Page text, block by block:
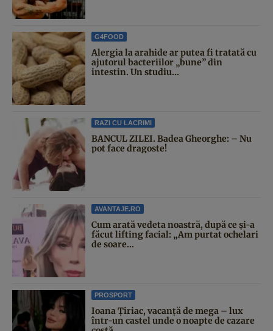
G4FOOD
Alergia la arahide ar putea fi tratată cu
ajutorul bacteriilor „bune” din
intestin. Un studiu...
RAZI CU LACRIMI
BANCUL ZILEI. Badea Gheorghe: – Nu
pot face dragoste!
AVANTAJE.RO
Cum arată vedeta noastră, după ce și-a
făcut lifting facial: „Am purtat ochelari
de soare...
PROSPORT
Ioana Țiriac, vacanță de mega – lux
într-un castel unde o noapte de cazare